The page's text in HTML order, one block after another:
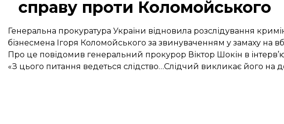
справу проти Коломойського
Генеральна прокуратура України відновила розслідування
бізнесмена Ігоря Коломойського за звинуваченням у замаху на
Про це повідомив генеральний прокурор Віктор Шокін в
«З цього питання ведеться слідство…Слідчий викликає його на